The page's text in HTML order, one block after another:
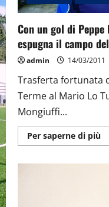
Con un gol di
espugna il campo
admin 14/03/2011
Trasferta fortunata
Terme al Mario Lo
Mongiuffi...
Per saperne di più